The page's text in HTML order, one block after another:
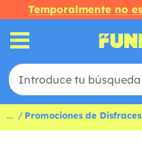
Temporalmente no
... Promociones de